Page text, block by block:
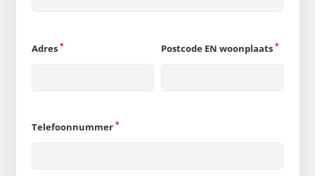
Adres * Postcode EN woonplaats *
Telefoonnummer *